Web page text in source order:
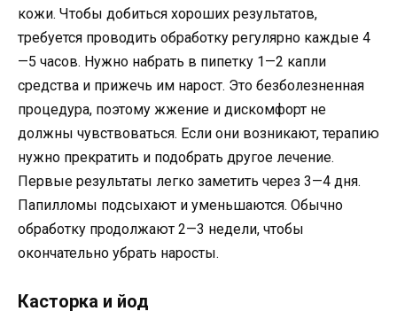
кожи. Чтобы добиться хороших результатов,
требуется проводить обработку регулярно каждые 4
—5 часов. Нужно набрать в пипетку 1—2 капли
средства и прижечь им нарост. Это безболезненная
процедура, поэтому жжение и дискомфорт не
должны чувствоваться. Если они возникают, терапию
нужно прекратить и подобрать другое лечение.
Первые результаты легко заметить через 3—4 дня.
Папилломы подсыхают и уменьшаются. Обычно
обработку продолжают 2—3 недели, чтобы
окончательно убрать наросты.
Касторка и йод